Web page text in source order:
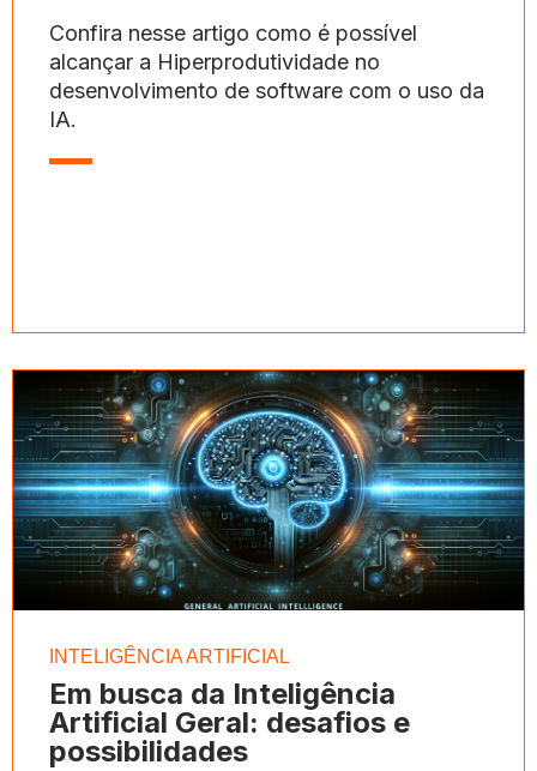
Confira nesse artigo como é possível
alcançar a Hiperprodutividade no
desenvolvimento de software com o uso da
IA.
INTELIGÊNCIA ARTIFICIAL
Em busca da Inteligência
Artificial Geral: desafios e
possibilidades